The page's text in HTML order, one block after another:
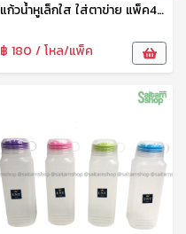
แก้วน้ำหูเล็กใส ใส่ตาข่าย แพ็ค4 UT-6512/1 UNT
฿ 180 / โหล/แพ็ค